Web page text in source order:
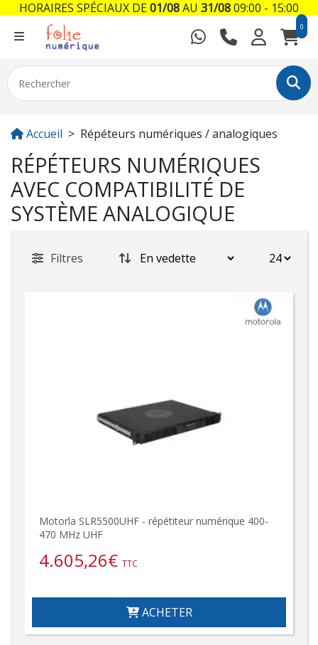
0
Accueil Répéteurs numériques / analogiques
RÉPÉTEURS NUMÉRIQUES
AVEC COMPATIBILITÉ DE
SYSTÈME ANALOGIQUE
Filtres
Motorla SLR5500UHF - répétiteur numérique 400-
470 MHz UHF
4.605,26€ TTC
ACHETER
HORAIRES SPÉCIAUX DE01/08AU 31/0809:00 - 15:00